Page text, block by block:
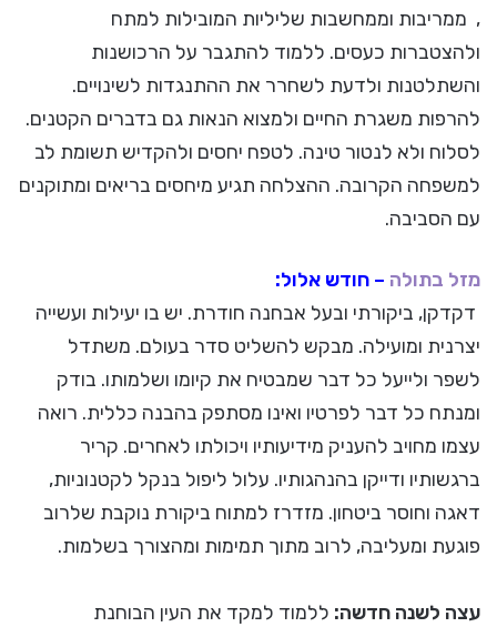
, ממריבות וממחשבות שליליות המובילות למתח
ולהצטברות כעסים. ללמוד להתגבר על הרכושנות
והשתלטנות ולדעת לשחרר את ההתנגדות לשינויים.
להרפות משגרת החיים ולמצוא הנאות גם בדברים הקטנים.
לסלוח ולא לנטור טינה. לטפח יחסים ולהקדיש תשומת לב
למשפחה הקרובה. ההצלחה תגיע מיחסים בריאים ומתוקנים
עם הסביבה.
מזל בתולה – חודש אלול:
דקדקן, ביקורתי ובעל אבחנה חודרת. יש בו יעילות ועשייה
יצרנית ומועילה. מבקש להשליט סדר בעולם. משתדל
לשפר ולייעל כל דבר שמבטיח את קיומו ושלמותו. בודק
ומנתח כל דבר לפרטיו ואינו מסתפק בהבנה כללית. רואה
עצמו מחויב להעניק מידיעותיו ויכולתו לאחרים. קריר
ברגשותיו ודייקן בהנהגותיו. עלול ליפול בנקל לקטנוניות,
דאגה וחוסר ביטחון. מזדרז למתוח ביקורת נוקבת שלרוב
פוגעת ומעליבה, לרוב מתוך תמימות ומהצורך בשלמות.
עצה לשנה חדשה: ללמוד למקד את העין הבוחנת